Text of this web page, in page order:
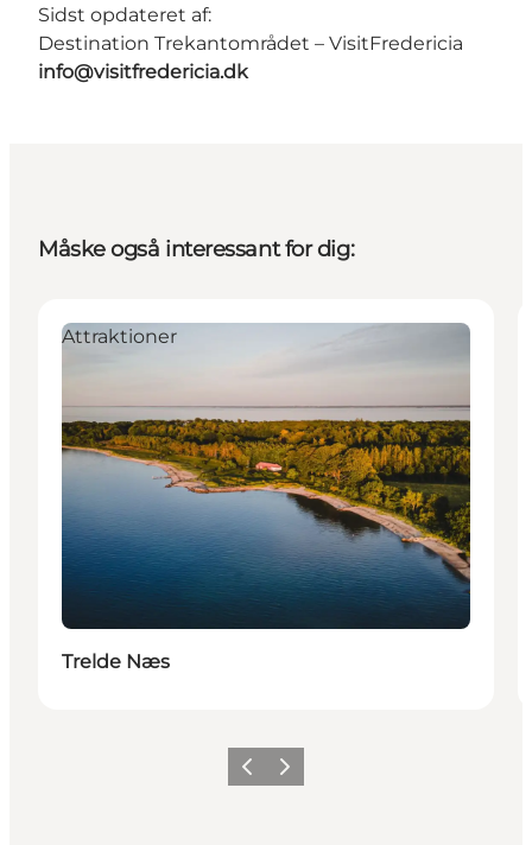
Sidst opdateret af:
Destination Trekantområdet – VisitFredericia
info@visitfredericia.dk
Måske også interessant for dig:
Attraktioner
Trelde Næs
Forrige billede
Næste billede